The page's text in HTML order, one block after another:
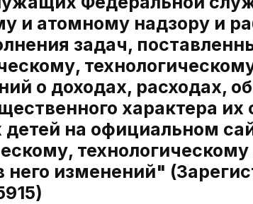
и атомному надзору и
задач,
о доходах, расходах, об
характера их
на официальном
технологическому
изменений"